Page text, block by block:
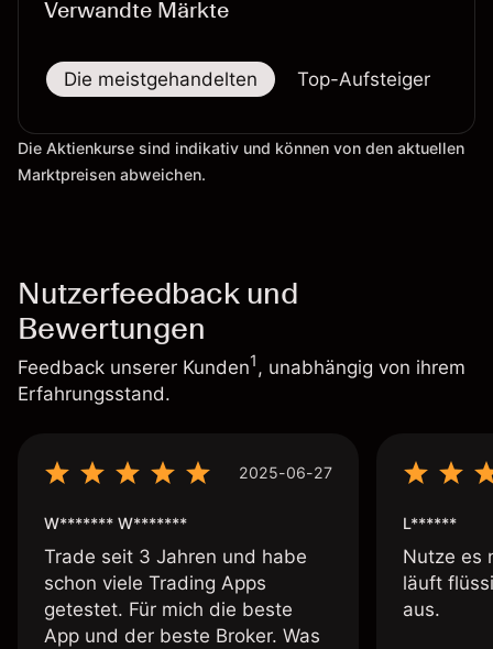
Verwandte Märkte
Die meistgehandelten Top-Aufsteiger
Die Aktienkurse sind indikativ und können von den aktuellen
Marktpreisen abweichen.
Nutzerfeedback und
Bewertungen
Feedback unserer Kunden1, unabhängig von ihrem
Erfahrungsstand.
2025-06-27
W******* W*******
Trade seit 3 Jahren und habe
schon viele Trading Apps
getestet. Für mich die beste
App und der beste Broker. Was
L******
Nutze es
läuft
aus.